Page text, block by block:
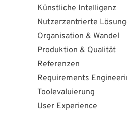
Künstliche Intelligenz
Nutzerzentrierte
Organisation & Wandel
Produktion & Qualität
Referenzen
Requirements
Toolevaluierung
User Experience